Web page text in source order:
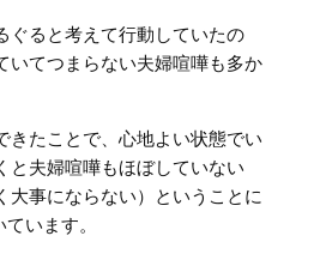
ぐると考えて行動していたの
いてつまらない夫婦喧嘩も多か
きたことで、心地よい状態でい
と夫婦喧嘩もほぼしていない
大事にならない）ということに
います。